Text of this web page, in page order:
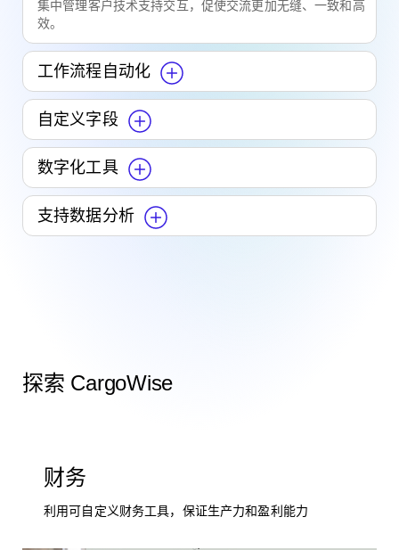
集中管理客户技术支持交互，促使交流更加无缝、一致和高
效。
工作流程自动化
自定义字段
数字化工具
支持数据分析
探索 CargoWise
财务
利用可自定义财务工具，保证生产力和盈利能力